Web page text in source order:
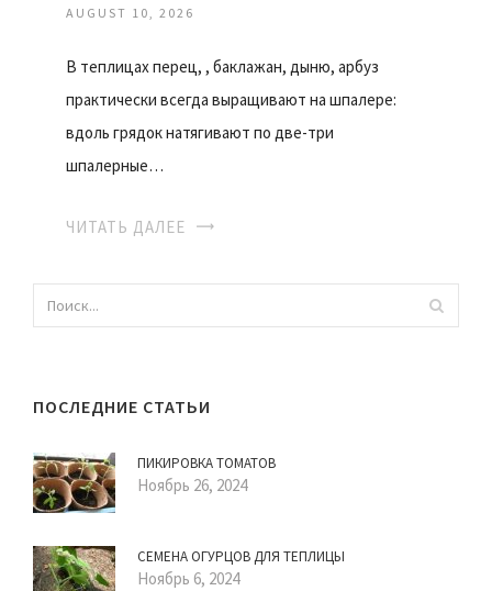
AUGUST 10, 2026
В теплицах перец, , баклажан, дыню, арбуз
практически всегда выращивают на шпалере:
вдоль грядок натягивают по две-три
шпалерные…
ЧИТАТЬ ДАЛЕЕ
ПОСЛЕДНИЕ СТАТЬИ
ПИКИРОВКА ТОМАТОВ
Ноябрь 26, 2024
СЕМЕНА ОГУРЦОВ ДЛЯ ТЕПЛИЦЫ
Ноябрь 6, 2024